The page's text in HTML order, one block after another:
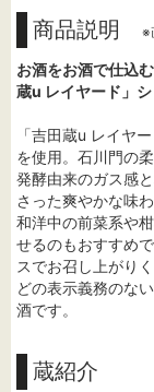
商品説明 ※
お酒をお酒で仕込
蔵u レイヤード」シ
「吉田蔵u レイヤ
を使用。石川門の
発酵由来のガス感
さった爽やかな味
和洋中の前菜系や
せるのもおすすめ
スでお召し上がり
どの表示義務のな
酒です。
蔵紹介